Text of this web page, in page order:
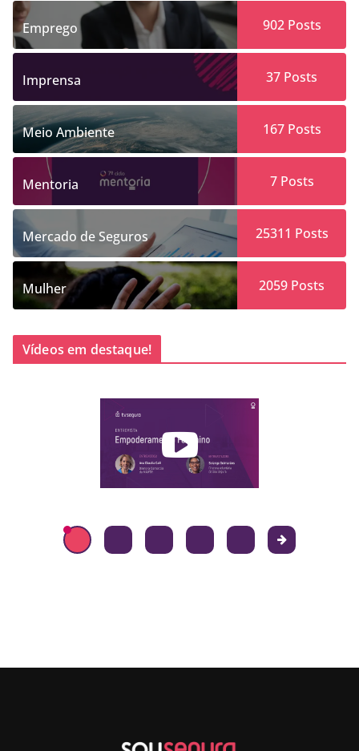
Emprego 902Posts
Imprensa 37 Posts
Meio Ambiente 167Posts
Mentoria 7Posts
Mercado de Seguros 25311 Posts
Mulher 2059 Posts
Vídeos em destaque!